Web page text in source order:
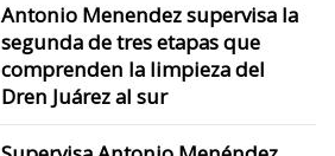
Antonio Menendez supervisa la
segunda de tres etapas que
comprenden la limpieza del
Dren Juárez al sur